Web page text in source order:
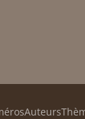
Auteurs